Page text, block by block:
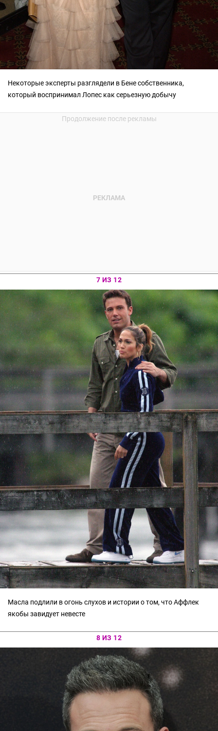
Некоторые эксперты разглядели в Бене собственника,
который воспринимал Лопес как серьезную добычу
7 ИЗ 12
Масла подлили в огонь слухов и истории о том, что Аффлек
якобы завидует невесте
8 ИЗ 12